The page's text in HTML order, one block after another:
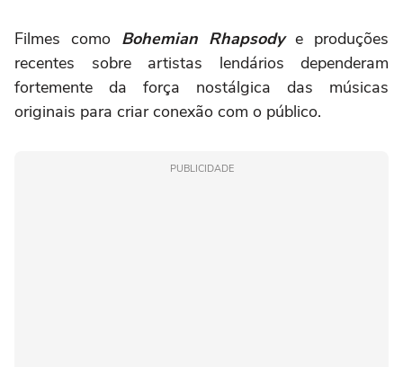
Filmes como Bohemian Rhapsody e produções
recentes sobre artistas lendários dependeram
fortemente da força nostálgica das músicas
originais para criar conexão com o público.
PUBLICIDADE